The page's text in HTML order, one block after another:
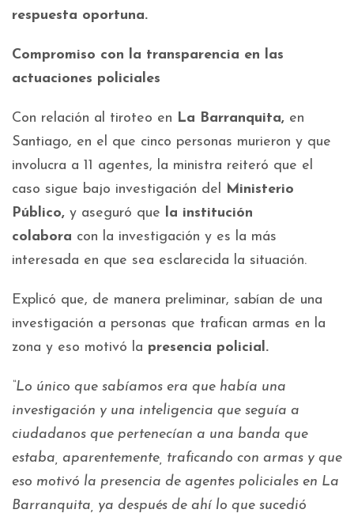
respuesta oportuna.
Compromiso con la transparencia en las
actuaciones policiales
Con relación al tiroteo en La Barranquita, en
Santiago, en el que cinco personas murieron y que
involucra a 11 agentes, la ministra reiteró que el
caso sigue bajo investigación del Ministerio
Público, y aseguró que la institución
colabora con la investigación y es la más
interesada en que sea esclarecida la situación.
Explicó que, de manera preliminar, sabían de una
investigación a personas que trafican armas en la
zona y eso motivó la presencia policial.
“Lo único que sabíamos era que había una
investigación y una inteligencia que seguía a
ciudadanos que pertenecían a una banda que
estaba, aparentemente, traficando con armas y que
eso motivó la presencia de agentes policiales en La
Barranquita, ya después de ahí lo que sucedió